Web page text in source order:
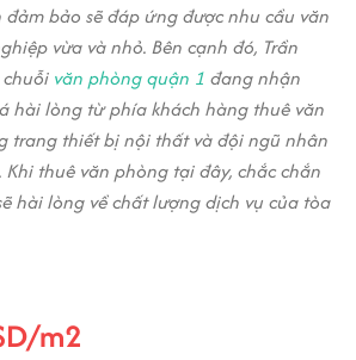
bảo sẽ đáp ứng được nhu cầu văn
vừa và nhỏ. Bên cạnh đó, Trần
văn phòng quận 1 đang nhận
hài lòng từ phía khách hàng thuê văn
trang thiết bị nội thất và đội ngũ nhân
thuê văn phòng tại đây, chắc chắn
hài lòng về chất lượng dịch vụ của tòa
m2